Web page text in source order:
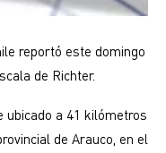
reportó este domingo
de Richter.
ubicado a 41 kilómetros
de Arauco, en el